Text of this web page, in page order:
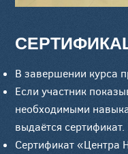
В завершении курса
Если участник
необходимыми
выдаётся сертификат.
Сертификат «Центра